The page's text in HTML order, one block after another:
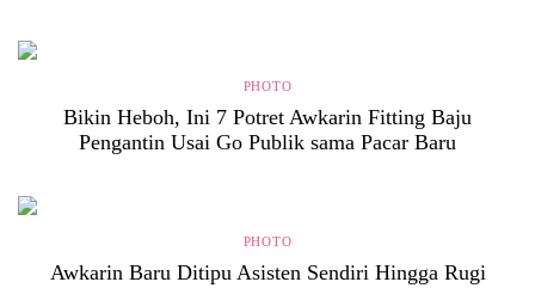
PHOTO
Bikin Heboh, Ini 7 Potret Awkarin Fitting Baju
Pengantin Usai Go Publik sama Pacar Baru
PHOTO
Awkarin Baru Ditipu Asisten Sendiri Hingga Rugi